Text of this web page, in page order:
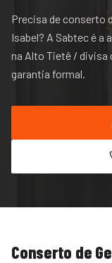
Precisa de conserto
Isabel? A Sabtec é
na Alto Tietê / divisa
garantia formal.
Conserto de